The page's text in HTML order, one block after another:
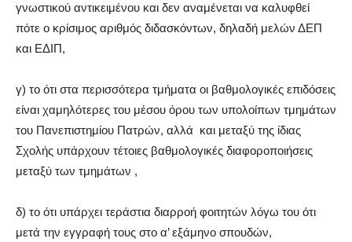
γνωστικού αντικειμένου και δεν αναμένεται να καλυφθεί
πότε ο κρίσιμος αριθμός διδασκόντων, δηλαδή μελών ΔΕΠ
και ΕΔΙΠ,
γ) το ότι στα περισσότερα τμήματα οι βαθμολογικές επιδόσεις
είναι χαμηλότερες του μέσου όρου των υπολοίπων τμημάτων
του Πανεπιστημίου Πατρών, αλλά και μεταξύ της ίδιας
Σχολής υπάρχουν τέτοιες βαθμολογικές διαφοροποιήσεις
μεταξύ των τμημάτων ,
δ) το ότι υπάρχει τεράστια διαρροή φοιτητών λόγω του ότι
μετά την εγγραφή τους στο α’ εξάμηνο σπουδών,